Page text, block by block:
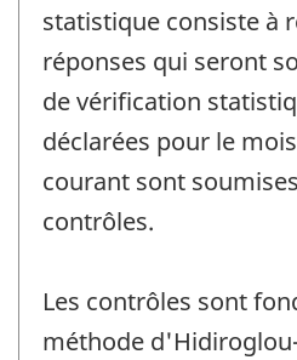
statistique consiste à
réponses qui seront
de vérification
déclarées pour le
courant sont
contrôles.
Les contrôles sont
méthode